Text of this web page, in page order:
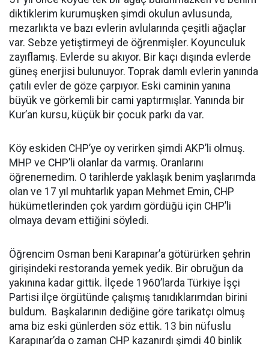
diktiklerim kurumuşken şimdi okulun avlusunda,
mezarlıkta ve bazı evlerin avlularında çeşitli ağaçlar
var. Sebze yetiştirmeyi de öğrenmişler. Koyunculuk
zayıflamış. Evlerde su akıyor. Bir kaçı dışında evlerde
güneş enerjisi bulunuyor. Toprak damlı evlerin yanında
çatılı evler de göze çarpıyor. Eski caminin yanına
büyük ve görkemli bir cami yaptırmışlar. Yanında bir
Kur’an kursu, küçük bir çocuk parkı da var.
Köy eskiden CHP’ye oy verirken şimdi AKP’li olmuş.
MHP ve CHP’li olanlar da varmış. Oranlarını
öğrenemedim. O tarihlerde yaklaşık benim yaşlarımda
olan ve 17 yıl muhtarlık yapan Mehmet Emin, CHP
hükümetlerinden çok yardım gördüğü için CHP’li
olmaya devam ettiğini söyledi.
Öğrencim Osman beni Karapınar’a götürürken şehrin
girişindeki restoranda yemek yedik. Bir obruğun da
yakınına kadar gittik. İlçede 1960’larda Türkiye İşçi
Partisi ilçe örgütünde çalışmış tanıdıklarımdan birini
buldum. Başkalarının dediğine göre tarikatçı olmuş
ama biz eski günlerden söz ettik. 13 bin nüfuslu
Karapınar’da o zaman CHP kazanırdı şimdi 40 binlik